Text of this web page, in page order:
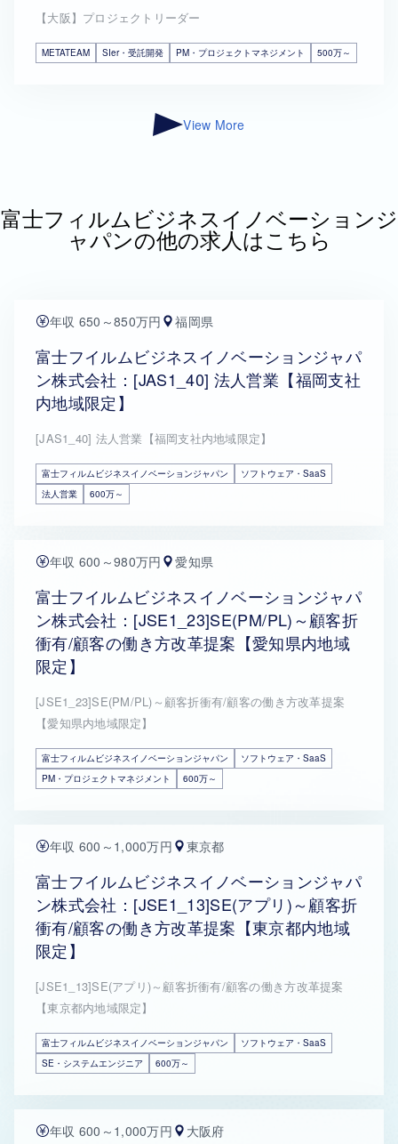
【大阪】プロジェクトリーダー
METATEAM SIer・受託開発 PM・プロジェクトマネジメント 500万～
View More
富士フィルムビジネスイノベーションジ
ャパンの他の求人はこちら
年収 650～850万円 福岡県
富士フイルムビジネスイノベーションジャパ
ン株式会社：[JAS1_40] 法人営業【福岡支社
内地域限定】
[JAS1_40] 法人営業【福岡支社内地域限定】
富士フィルムビジネスイノベーションジャパン
ソフトウェア・SaaS
法人営業
600万～
年収 600～980万円 愛知県
富士フイルムビジネスイノベーションジャパ
ン株式会社：[JSE1_23]SE(PM/PL)～顧客折
衝有/顧客の働き方改革提案【愛知県内地域
限定】
[JSE1_23]SE(PM/PL)～顧客折衝有/顧客の働き方改革提案
【愛知県内地域限定】
富士フィルムビジネスイノベーションジャパン
ソフトウェア・SaaS
PM・プロジェクトマネジメント
600万～
年収 600～1,000万円 東京都
富士フイルムビジネスイノベーションジャパ
ン株式会社：[JSE1_13]SE(アプリ)～顧客折
衝有/顧客の働き方改革提案【東京都内地域
限定】
[JSE1_13]SE(アプリ)～顧客折衝有/顧客の働き方改革提案
【東京都内地域限定】
富士フィルムビジネスイノベーションジャパン
ソフトウェア・SaaS
SE・システムエンジニア
600万～
年収 600～1,000万円 大阪府